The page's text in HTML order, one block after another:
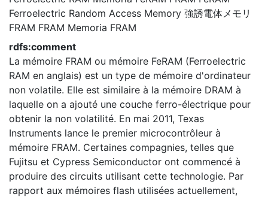
Ferroelectric Random Access Memory 強誘電体メモリ
FRAM FRAM Memoria FRAM
rdfs:comment
La mémoire FRAM ou mémoire FeRAM (Ferroelectric
RAM en anglais) est un type de mémoire d'ordinateur
non volatile. Elle est similaire à la mémoire DRAM à
laquelle on a ajouté une couche ferro-électrique pour
obtenir la non volatilité. En mai 2011, Texas
Instruments lance le premier microcontrôleur à
mémoire FRAM. Certaines compagnies, telles que
Fujitsu et Cypress Semiconductor ont commencé à
produire des circuits utilisant cette technologie. Par
rapport aux mémoires flash utilisées actuellement,